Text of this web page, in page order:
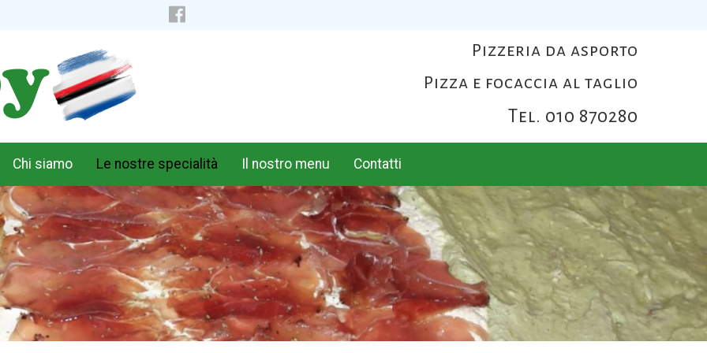
Pizzeria da asporto
Pizza e focaccia al taglio
Tel. 010 870280
Chi siamo Le nostre specialità Il nostro menu Contatti